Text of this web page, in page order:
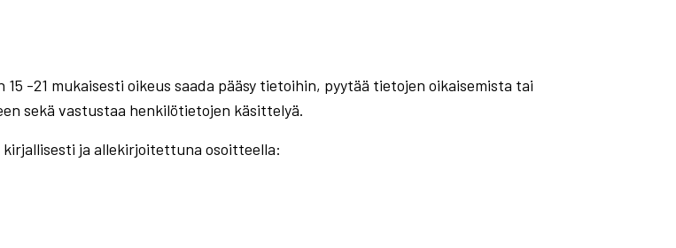
-21 mukaisesti oikeus saada pääsy tietoihin, pyytää tietojen oikaisemista tai
sekä vastustaa henkilötietojen käsittelyä.
ja allekirjoitettuna osoitteella: